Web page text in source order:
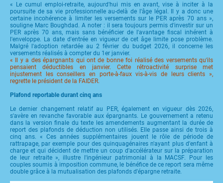
« Le cumul emploi-retraite, aujourd'hui mis en avant, vise à inciter à la
poursuite de sa vie professionnelle au-delà de l'âge légal. Il y a donc une
certaine incohérence à limiter les versements sur le PER après 70 ans »,
souligne Marc Boughdad. A noter : il sera toujours permis d'investir sur un
PER après 70 ans, mais sans bénéficier de l'avantage fiscal inhérent à
l'enveloppe. La date d'entrée en vigueur de cet âge limite pose problème.
Malgré l'adoption retardée au 2 février du budget 2026, il concerne les
versements réalisés à compter du 1er janvier.
« Il y a des épargnants qui ont de bonne foi réalisé des versements qu'ils
pensaient déductibles en janvier. Cette rétroactivité surprise met
injustement les conseillers en porte-à-faux vis-à-vis de leurs clients »,
regrette le président de la FAIDER.
Plafond reportable durant cinq ans
Le dernier changement relatif au PER, également en vigueur dès 2026,
s'avère en revanche favorable aux épargnants. Le gouvernement a retenu
dans la version finale du texte les amendements augmentant la durée de
report des plafonds de déduction non utilisés. Elle passe ainsi de trois à
cinq ans. « Ces années supplémentaires jouent le rôle de période de
rattrapage, par exemple pour des quinquagénaires n'ayant plus d'enfant à
charge et qui décident de mettre un coup d'accélérateur sur la préparation
de leur retraite », illustre l'ingénieur patrimonial à la MACSF. Pour les
couples soumis à imposition commune, le bénéfice de ce report sera même
double grâce à la mutualisation des plafonds d'épargne retraite.